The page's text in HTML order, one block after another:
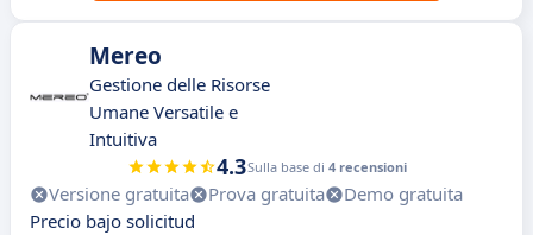
Mereo
Gestione delle Risorse
Umane Versatile e
Intuitiva
4.3Sulla base di 4 recensioni
Versione gratuita Prova gratuita
Demo gratuita
Precio bajo solicitud